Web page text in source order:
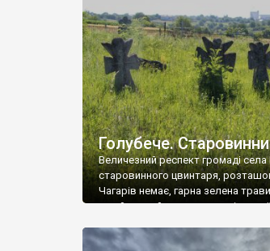
Голубече.
Величезний респект громаді села
старовинного цвинтаря,
Чагарів немає, гарна зелена
– найкращий регулятор
бруньками, кози ті бруньки